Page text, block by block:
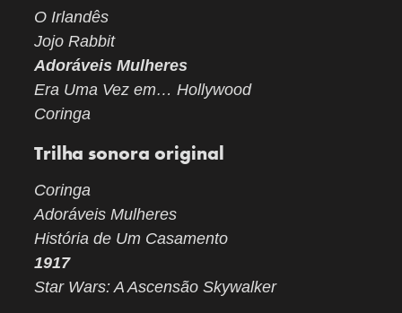
O Irlandês
Jojo Rabbit
Adoráveis Mulheres
Era Uma Vez em… Hollywood
Coringa
Trilha sonora original
Coringa
Adoráveis Mulheres
História de Um Casamento
1917
Star Wars: A Ascensão Skywalker